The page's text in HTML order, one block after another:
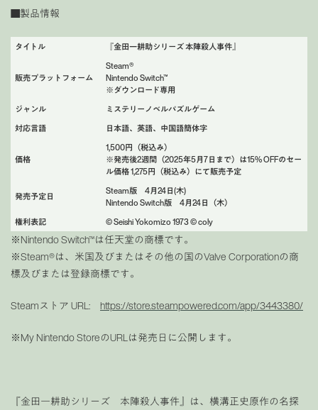
■製品情報
タイトル 『金田一耕助シリーズ 本陣殺人事件』
販売プラットフォーム
Steam®︎
Nintendo Switch™
※ダウンロード専用
ジャンル
ミステリーノベルパズルゲーム
対応言語
日本語、英語、中国語簡体字
価格
1,500円（税込み）
※発売後2週間（2025年5月7日まで）は15% OFFのセー
ル価格 1,275円（税込み）にて販売予定
発売予定日
Steam版 4月24日(木)
Nintendo Switch版 4月24日（木）
権利表記
© Seishi Yokomizo 1973 © coly
※Nintendo Switch™は任天堂の商標です。
※Steam®︎は、米国及びまたはその他の国のValve Corporationの商
標及びまたは登録商標です。
Steamストア URL: https://store.steampowered.com/app/3443380/
※My Nintendo StoreのURLは発売日に公開します。
『金田一耕助シリーズ 本陣殺人事件』は、横溝正史原作の名探